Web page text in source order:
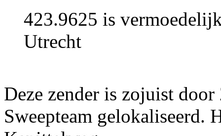
423.9625 is
Utrecht
Deze zender is zojuist
Sweepteam gelokaliseerd.